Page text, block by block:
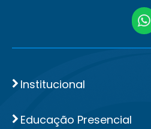
Institucional
Educação Presencial